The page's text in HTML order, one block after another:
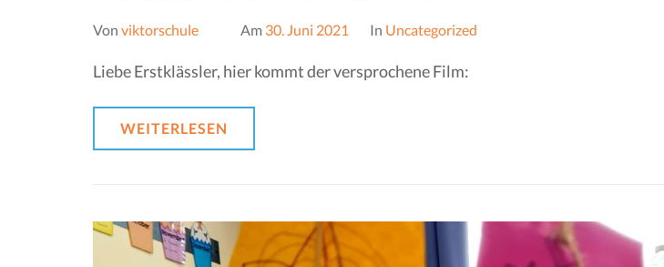
Von viktorschule Am 30. Juni 2021 In Uncategorized
Liebe Erstklässler, hier kommt der versprochene Film:
WEITERLESEN